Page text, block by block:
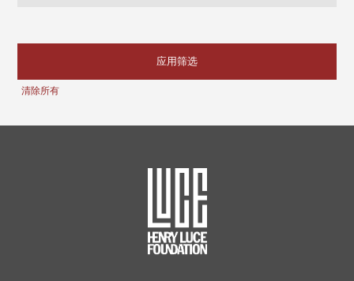
应用筛选
清除所有